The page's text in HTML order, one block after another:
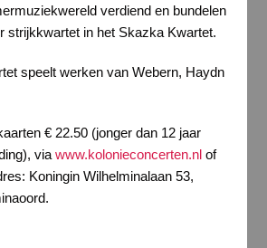
verdiend en bundelen
strijkkwartet in het Skazka Kwartet.
speelt werken van Webern, Haydn
€ 22.50 (jonger dan 12 jaar
via www.kolonieconcerten.nlof
Koningin Wilhelminalaan 53,